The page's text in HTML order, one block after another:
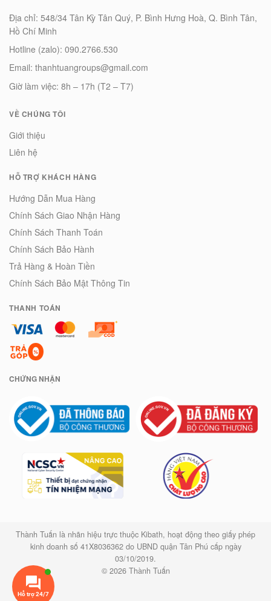
Địa chỉ: 548/34 Tân Kỳ Tân Quý, P. Bình Hưng Hoà, Q. Bình Tân,
Hồ Chí Minh
Hotline (zalo): 090.2766.530
Email: thanhtuangroups@gmail.com
Giờ làm việc: 8h – 17h (T2 – T7)
VỀ CHÚNG TÔI
Giới thiệu
Liên hệ
HỖ TRỢ KHÁCH HÀNG
Hướng Dẫn Mua Hàng
Chính Sách Giao Nhận Hàng
Chính Sách Thanh Toán
Chính Sách Bảo Hành
Trả Hàng & Hoàn Tiền
Chính Sách Bảo Mật Thông Tin
THANH TOÁN
CHỨNG NHẬN
Thành Tuấn là nhãn hiệu trực thuộc Kibath, hoạt động theo giấy phép
kinh doanh số 41X8036362 do UBND quận Tân Phú cấp ngày
03/10/2019.
© 2026 Thành Tuấn
Hỗ trợ 24/7